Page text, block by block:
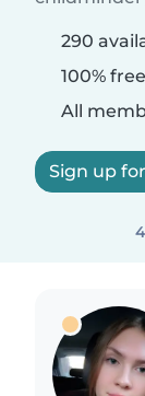
290
100%
All
Sign up